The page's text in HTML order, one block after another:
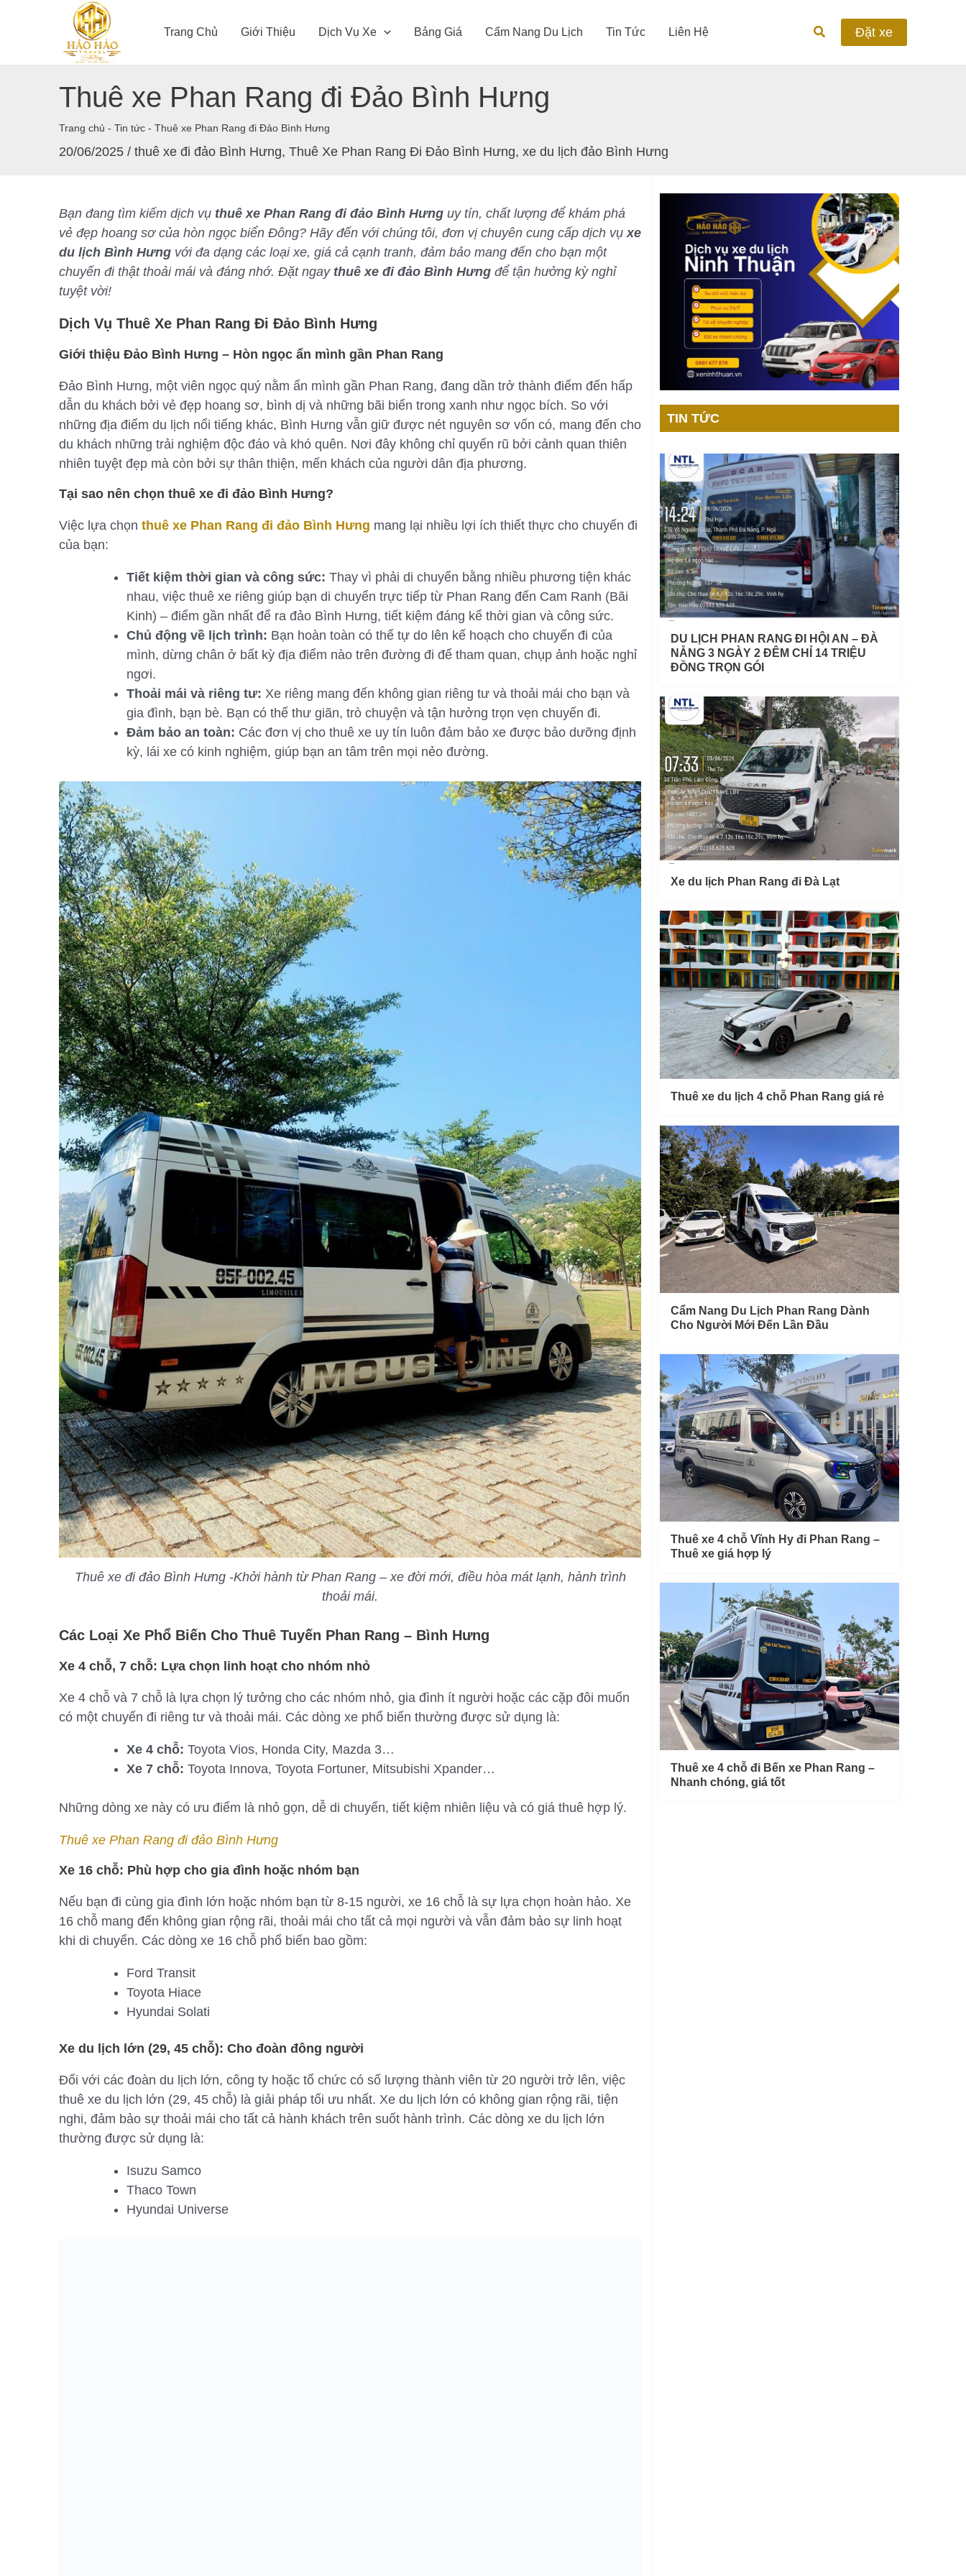
Trang Chủ Giới Thiệu Dịch Vụ Xe Bảng Giá Cẩm Nang Du Lịch Tin Tức Liên Hệ
Tìm
Đặt xe
Thuê xe Phan Rang đi Đảo Bình Hưng
Trang chủ - Tin tức - Thuê xe Phan Rang đi Đảo Bình Hưng
20/06/2025 / thuê xe đi đảo Bình Hưng, Thuê Xe Phan Rang Đi Đảo Bình Hưng, xe du lịch đảo Bình Hưng
Bạn đang tìm kiếm dịch vụ thuê xe Phan Rang đi đảo Bình Hưng uy tín, chất lượng để khám phá
vẻ đẹp hoang sơ của hòn ngọc biển Đông? Hãy đến với chúng tôi, đơn vị chuyên cung cấp dịch vụ xe
du lịch Bình Hưng với đa dạng các loại xe, giá cả cạnh tranh, đảm bảo mang đến cho bạn một
chuyến đi thật thoải mái và đáng nhớ. Đặt ngay thuê xe đi đảo Bình Hưng để tận hưởng kỳ nghỉ
tuyệt vời!
Dịch Vụ Thuê Xe Phan Rang Đi Đảo Bình Hưng
Giới thiệu Đảo Bình Hưng – Hòn ngọc ẩn mình gần Phan Rang
Đảo Bình Hưng, một viên ngọc quý nằm ẩn mình gần Phan Rang, đang dần trở thành điểm đến hấp
dẫn du khách bởi vẻ đẹp hoang sơ, bình dị và những bãi biển trong xanh như ngọc bích. So với
những địa điểm du lịch nổi tiếng khác, Bình Hưng vẫn giữ được nét nguyên sơ vốn có, mang đến cho
du khách những trải nghiệm độc đáo và khó quên. Nơi đây không chỉ quyến rũ bởi cảnh quan thiên
nhiên tuyệt đẹp mà còn bởi sự thân thiện, mến khách của người dân địa phương.
Tại sao nên chọn thuê xe đi đảo Bình Hưng?
Việc lựa chọn thuê xe Phan Rang đi đảo Bình Hưng mang lại nhiều lợi ích thiết thực cho chuyến đi
của bạn:
Tiết kiệm thời gian và công sức: Thay vì phải di chuyển bằng nhiều phương tiện khác
nhau, việc thuê xe riêng giúp bạn di chuyển trực tiếp từ Phan Rang đến Cam Ranh (Bãi
Kinh) – điểm gần nhất để ra đảo Bình Hưng, tiết kiệm đáng kể thời gian và công sức.
Chủ động về lịch trình: Bạn hoàn toàn có thể tự do lên kế hoạch cho chuyến đi của
mình, dừng chân ở bất kỳ địa điểm nào trên đường đi để tham quan, chụp ảnh hoặc nghỉ
ngơi.
Thoải mái và riêng tư: Xe riêng mang đến không gian riêng tư và thoải mái cho bạn và
gia đình, bạn bè. Bạn có thể thư giãn, trò chuyện và tận hưởng trọn vẹn chuyến đi.
Đảm bảo an toàn: Các đơn vị cho thuê xe uy tín luôn đảm bảo xe được bảo dưỡng định
kỳ, lái xe có kinh nghiệm, giúp bạn an tâm trên mọi nẻo đường.
Thuê xe đi đảo Bình Hưng -Khởi hành từ Phan Rang – xe đời mới, điều hòa mát lạnh, hành trình
thoải mái.
Các Loại Xe Phổ Biến Cho Thuê Tuyến Phan Rang – Bình Hưng
Xe 4 chỗ, 7 chỗ: Lựa chọn linh hoạt cho nhóm nhỏ
Xe 4 chỗ và 7 chỗ là lựa chọn lý tưởng cho các nhóm nhỏ, gia đình ít người hoặc các cặp đôi muốn
có một chuyến đi riêng tư và thoải mái. Các dòng xe phổ biến thường được sử dụng là:
Xe 4 chỗ: Toyota Vios, Honda City, Mazda 3…
Xe 7 chỗ: Toyota Innova, Toyota Fortuner, Mitsubishi Xpander…
Những dòng xe này có ưu điểm là nhỏ gọn, dễ di chuyển, tiết kiệm nhiên liệu và có giá thuê hợp lý.
Thuê xe Phan Rang đi đảo Bình Hưng
Xe 16 chỗ: Phù hợp cho gia đình hoặc nhóm bạn
Nếu bạn đi cùng gia đình lớn hoặc nhóm bạn từ 8-15 người, xe 16 chỗ là sự lựa chọn hoàn hảo. Xe
16 chỗ mang đến không gian rộng rãi, thoải mái cho tất cả mọi người và vẫn đảm bảo sự linh hoạt
khi di chuyển. Các dòng xe 16 chỗ phổ biến bao gồm:
Ford Transit
Toyota Hiace
Hyundai Solati
Xe du lịch lớn (29, 45 chỗ): Cho đoàn đông người
Đối với các đoàn du lịch lớn, công ty hoặc tổ chức có số lượng thành viên từ 20 người trở lên, việc
thuê xe du lịch lớn (29, 45 chỗ) là giải pháp tối ưu nhất. Xe du lịch lớn có không gian rộng rãi, tiện
nghi, đảm bảo sự thoải mái cho tất cả hành khách trên suốt hành trình. Các dòng xe du lịch lớn
thường được sử dụng là:
Isuzu Samco
Thaco Town
Hyundai Universe
TIN TỨC
DU LỊCH PHAN RANG ĐI HỘI AN – ĐÀ
NẴNG 3 NGÀY 2 ĐÊM CHỈ 14 TRIỆU
ĐỒNG TRỌN GÓI
Xe du lịch Phan Rang đi Đà Lạt
Thuê xe du lịch 4 chỗ Phan Rang giá rẻ
Cẩm Nang Du Lịch Phan Rang Dành
Cho Người Mới Đến Lần Đầu
Thuê xe 4 chỗ Vĩnh Hy đi Phan Rang –
Thuê xe giá hợp lý
Thuê xe 4 chỗ đi Bến xe Phan Rang –
Nhanh chóng, giá tốt